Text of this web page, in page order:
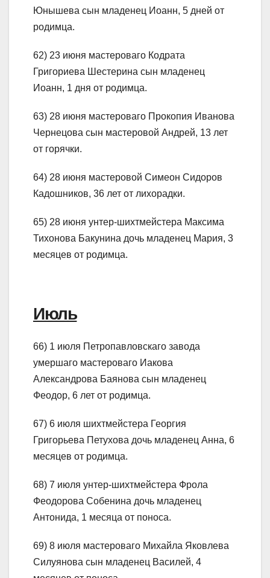
Юнышева сын младенец Иоанн, 5 дней от
родимца.
62) 23 июня мастероваго Кодрата
Григориева Шестерина сын младенец
Иоанн, 1 дня от родимца.
63) 28 июня мастероваго Прокопия Иванова
Чернецова сын мастеровой Андрей, 13 лет
от горячки.
64) 28 июня мастеровой Симеон Сидоров
Кадошников, 36 лет от лихорадки.
65) 28 июня унтер-шихтмейстера Максима
Тихонова Бакунина дочь младенец Мария, 3
месяцев от родимца.
Июль
66) 1 июля Петропавловскаго завода
умершаго мастероваго Иакова
Александрова Баянова сын младенец
Феодор, 6 лет от родимца.
67) 6 июля шихтмейстера Георгия
Григорьева Петухова дочь младенец Анна, 6
месяцев от родимца.
68) 7 июля унтер-шихтмейстера Фрола
Феодорова Собенина дочь младенец
Антонида, 1 месяца от поноса.
69) 8 июля мастероваго Михайла Яковлева
Силуянова сын младенец Василей, 4